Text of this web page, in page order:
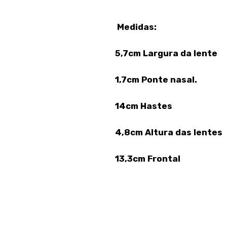
Medidas:
5,7cm Largura da lente
1,7cm Ponte nasal.
14cm Hastes
4,8cm Altura das lentes
13,3cm Frontal